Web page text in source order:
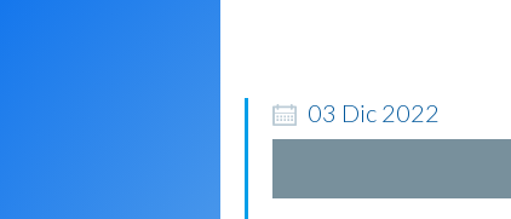
03 Dic 2022